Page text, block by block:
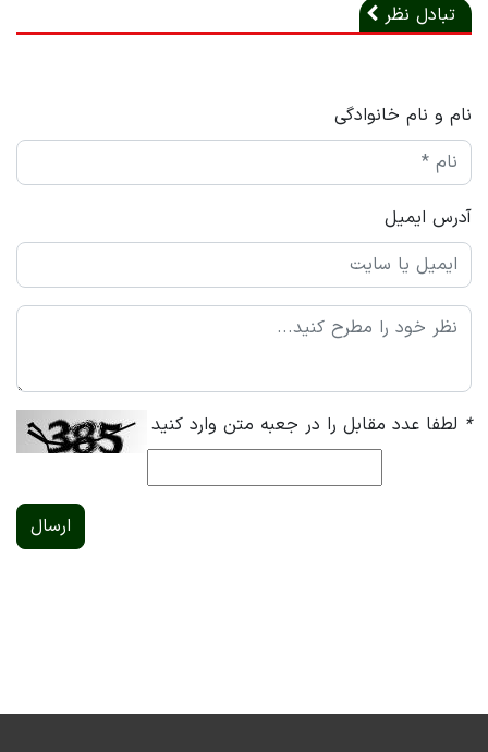
تبادل نظر
نام و نام خانوادگی
آدرس ایمیل
* لطفا عدد مقابل را در جعبه متن وارد کنید
ارسال